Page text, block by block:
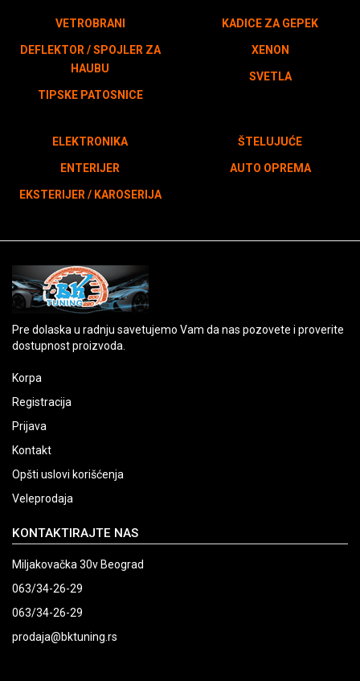
VETROBRANI
DEFLEKTOR / SPOJLER ZA
HAUBU
TIPSKE PATOSNICE
KADICE ZA GEPEK
XENON
SVETLA
ELEKTRONIKA
ENTERIJER
EKSTERIJER / KAROSERIJA
ŠTELUJUĆE
AUTO OPREMA
Pre dolaska u radnju savetujemo Vam da nas pozovete i proverite
dostupnost proizvoda.
Korpa
Registracija
Prijava
Kontakt
Opšti uslovi korišćenja
Veleprodaja
KONTAKTIRAJTE NAS
Miljakovačka 30v Beograd
063/34-26-29
063/34-26-29
prodaja@bktuning.rs